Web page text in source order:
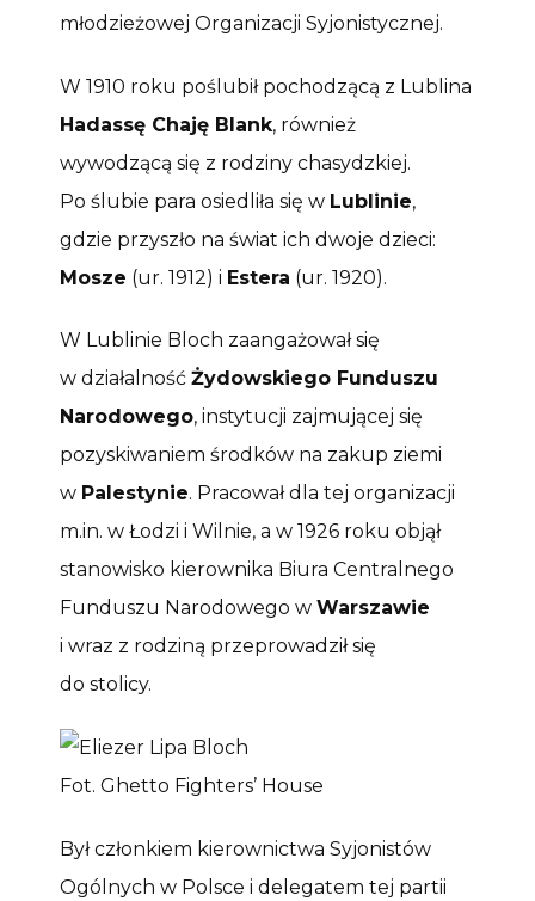
młodzieżowej Organizacji Syjonistycznej.
W 1910 roku poślubił pochodzącą z Lublina
Hadassę Chaję Blank, również
wywodzącą się z rodziny chasydzkiej.
Po ślubie para osiedliła się w Lublinie,
gdzie przyszło na świat ich dwoje dzieci:
Mosze (ur. 1912) i Estera (ur. 1920).
W Lublinie Bloch zaangażował się
w działalność Żydowskiego Funduszu
Narodowego, instytucji zajmującej się
pozyskiwaniem środków na zakup ziemi
w Palestynie. Pracował dla tej organizacji
m.in. w Łodzi i Wilnie, a w 1926 roku objął
stanowisko kierownika Biura Centralnego
Funduszu Narodowego w Warszawie
i wraz z rodziną przeprowadził się
do stolicy.
Fot. Ghetto Fighters’ House
Był członkiem kierownictwa Syjonistów
Ogólnych w Polsce i delegatem tej partii